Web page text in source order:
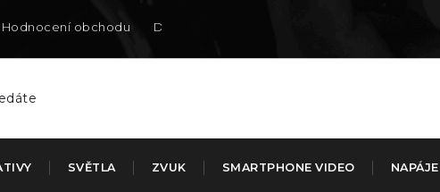
Hodnocení obchodu Doručení na SK
SVĚTLA ZVUK SMARTPHONE VIDEO